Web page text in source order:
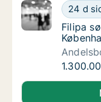
Filipa
24 d
Filipa
Filipa
Filipa
Filipa søger